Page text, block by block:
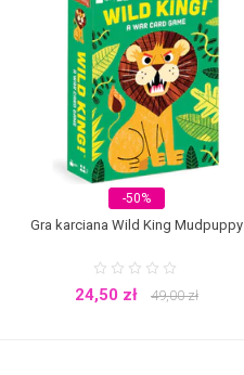
-50%
Gra karciana Wild King Mudpuppy
24,50 zł 49,00zł